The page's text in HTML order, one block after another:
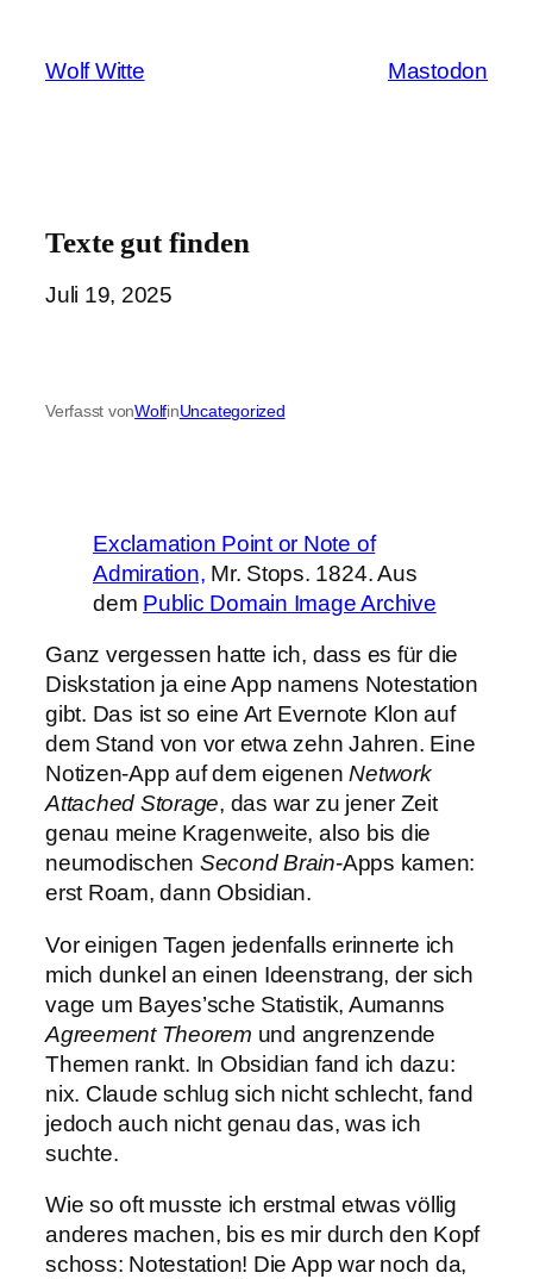
springen
Wolf Witte Mastodon
Texte gut finden
Juli 19, 2025
Verfasst vonWolfinUncategorized
Exclamation Point or Note of
Admiration, Mr. Stops. 1824. Aus
dem Public Domain Image Archive
Ganz vergessen hatte ich, dass es für die
Diskstation ja eine App namens Notestation
gibt. Das ist so eine Art Evernote Klon auf
dem Stand von vor etwa zehn Jahren. Eine
Notizen-App auf dem eigenenNetwork
Attached Storage, das war zu jener Zeit
genau meine Kragenweite, also bis die
neumodischen Second Brain-Apps kamen:
erst Roam, dann Obsidian.
Vor einigen Tagen jedenfalls erinnerte ich
mich dunkel an einen Ideenstrang, der sich
vage um Bayes’sche Statistik, Aumanns
Agreement Theorem und angrenzende
Themen rankt. In Obsidian fand ich dazu:
nix. Claude schlug sich nicht schlecht, fand
jedoch auch nicht genau das, was ich
suchte.
Wie so oft musste ich erstmal etwas völlig
anderes machen, bis es mir durch den Kopf
schoss: Notestation! Die App war noch da,